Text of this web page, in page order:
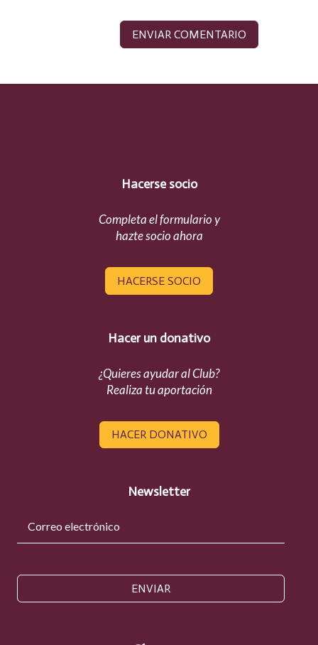
Hacerse socio
Completa el formulario y
hazte socio ahora
HACERSE SOCIO
Hacer un donativo
¿Quieres ayudar al Club?
Realiza tu aportación
HACER DONATIVO
Newsletter
ENVIAR